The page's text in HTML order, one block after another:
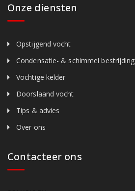
Onze diensten
Opstijgend vocht
Condensatie- & schimmel bestrijding
Vochtige kelder
Doorslaand vocht
Tips & advies
Over ons
Contacteer ons